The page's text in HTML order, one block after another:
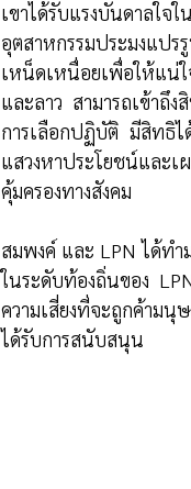
เขาได้รับแรงบันดาลใ
อุตสาหกรรมประมงแ
เหน็ดเหนื่อยเพื่อให้แน่
และลาว สามารถเข้าถึ
การเลือกปฏิบัติ มีสิทธิ
แสวงหาประโยชน์และเ
คุ้มครองทางสังคม
สมพงค์ และ LPN ได้ทำ
ในระดับท้องถิ่นของ
ความเสี่ยงที่จะถูกค้ามนุ
ได้รับการสนับสนุน